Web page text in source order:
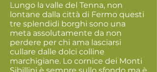
Lungo la valle del Tenna, non
lontane dalla città di Fermo questi
tre splendidi borghi sono una
meta assolutamente da non
perdere per chi ama lasciarsi
cullare dalle dolci colline
marchigiane. Lo cornice dei Monti